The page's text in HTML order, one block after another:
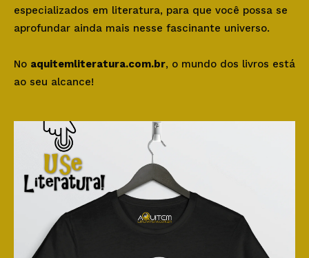
especializados em literatura, para que você possa se
aprofundar ainda mais nesse fascinante universo.
No aquitemliteratura.com.br, o mundo dos livros está
ao seu alcance!